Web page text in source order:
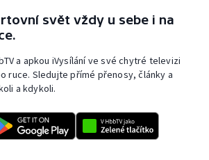
svět vždy u sebe i na
a apkou iVysílání ve své chytré televizi
ruce. Sledujte přímé přenosy, články a
a kdykoli.